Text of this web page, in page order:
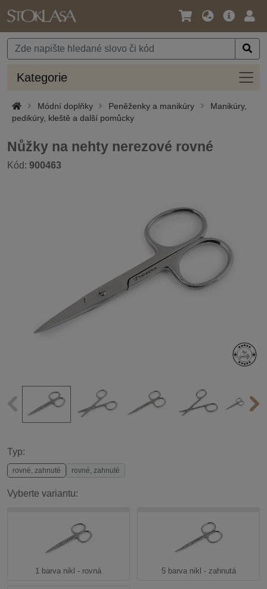
Jazyk
Měna
Hlavní
Kategorie
Módní doplňky Peněženky a manikúry
Manikúry,
pedikúry, kleště a další pomůcky
Nůžky na nehty nerezové rovné
Kód: 900463
Typ:
rovné, zahnuté rovné, zahnuté
Vyberte variantu:
1 barva nikl - rovná 5 barva nikl - zahnutá